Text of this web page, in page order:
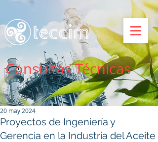
Consultas Técnicas
Proyectos de Ingeniería y
Gerencia en la Industria del Aceite
20 may 2024